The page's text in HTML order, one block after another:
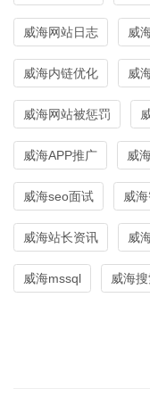
威海网站日志 威
威海内链优化 威
威海网站被惩罚
威海APP推广 威
威海seo面试 威
威海站长资讯 威
威海mssql 威海